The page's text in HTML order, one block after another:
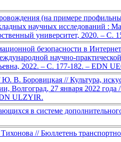
(на примере
научных исследований :
университет, 2020. –
безопасности в
научно-
2022. – С. 177-182. – EDN
В. Боровицкая // Культура,
Волгоград, 27 января 2022
ULZYIR.
в системе
// Бюллетень